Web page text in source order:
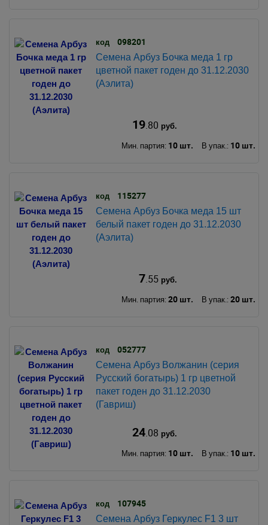
код 098201
Семена Арбуз Бочка меда 1 гр
цветной пакет годен до 31.12.2030
(Аэлита)
19.80 руб.
Мин. партия: 10 шт. В упак.: 10 шт.
код 115277
Семена Арбуз Бочка меда 15 шт
белый пакет годен до 31.12.2030
(Аэлита)
7.55руб.
Мин. партия: 20 шт. В упак.: 20 шт.
код 052777
Семена Арбуз Волжанин (серия
Русский богатырь) 1 гр цветной
пакет годен до 31.12.2030
(Гавриш)
24.08 руб.
Мин. партия: 10 шт. В упак.: 10 шт.
код 107945
Семена Арбуз Геркулес F1 3 шт